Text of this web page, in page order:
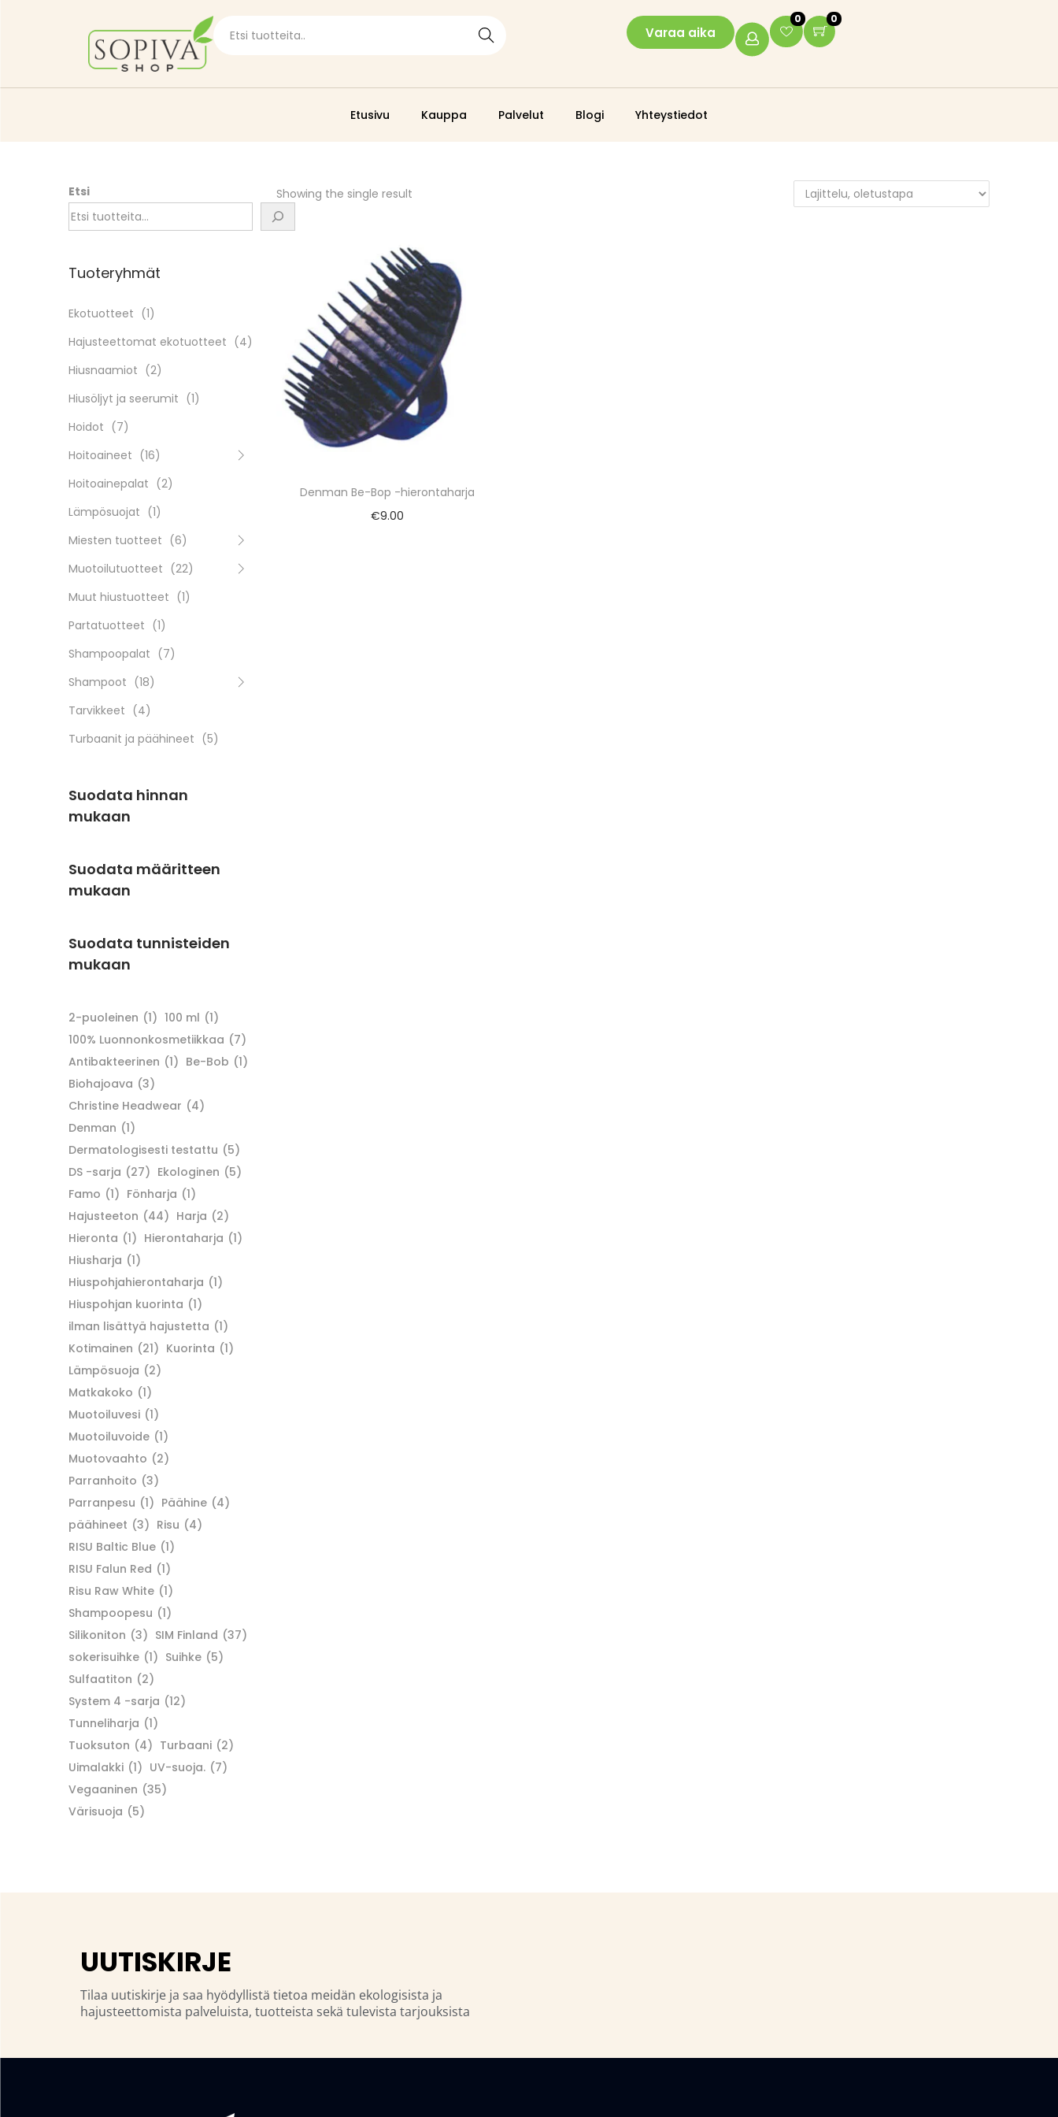
Search Varaa aika
0 0
Etusivu Kauppa Palvelut Blogi Yhteystiedot
Showing the single result
Denman Be-Bop -hierontaharja
€9.00
Etsi
Tuoteryhmät
Ekotuotteet (1)
Hajusteettomat ekotuotteet (4)
Hiusnaamiot (2)
Hiusöljyt ja seerumit (1)
Hoidot (7)
Hoitoaineet (16)
Hoitoainepalat (2)
Lämpösuojat (1)
Miesten tuotteet (6)
Muotoilutuotteet (22)
Muut hiustuotteet (1)
Partatuotteet (1)
Shampoopalat (7)
Shampoot (18)
Tarvikkeet (4)
Turbaanit ja päähineet (5)
Suodata hinnan
mukaan
Suodata määritteen
mukaan
Suodata tunnisteiden
mukaan
2-puoleinen (1) 100 ml (1)
100% Luonnonkosmetiikkaa (7)
Antibakteerinen (1) Be-Bob (1)
Biohajoava (3)
Christine Headwear (4)
Denman (1)
Dermatologisesti testattu (5)
DS -sarja (27) Ekologinen (5)
Famo (1) Fönharja (1)
Hajusteeton (44) Harja (2)
Hieronta (1) Hierontaharja (1)
Hiusharja (1)
Hiuspohjahierontaharja (1)
Hiuspohjan kuorinta (1)
ilman lisättyä hajustetta (1)
Kotimainen (21) Kuorinta (1)
Lämpösuoja (2)
Matkakoko (1)
Muotoiluvesi (1)
Muotoiluvoide (1)
Muotovaahto (2)
Parranhoito (3)
Parranpesu (1) Päähine (4)
päähineet (3) Risu (4)
RISU Baltic Blue (1)
RISU Falun Red (1)
Risu Raw White (1)
Shampoopesu (1)
Silikoniton (3) SIM Finland (37)
sokerisuihke (1) Suihke (5)
Sulfaatiton (2)
System 4 -sarja (12)
Tunneliharja (1)
Tuoksuton (4) Turbaani (2)
Uimalakki (1) UV-suoja. (7)
Vegaaninen (35)
Värisuoja (5)
UUTISKIRJE
Tilaa uutiskirje ja saa hyödyllistä tietoa meidän ekologisista ja
hajusteettomista palveluista, tuotteista sekä tulevista tarjouksista